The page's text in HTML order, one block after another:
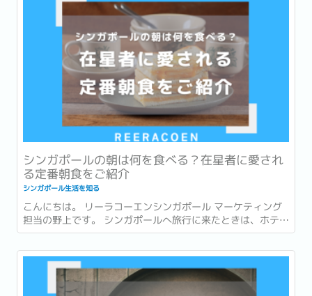
シンガポールの朝は何を食べる？在星者に愛され
る定番朝食をご紹介
シンガポール生活を知る
こんにちは。 リーラコーエンシンガポール マーケティング
担当の野上です。 シンガポールへ旅行に来たときは、ホテル
での朝食を楽しんだり、有名店でローカルグルメを味わった
りすることが多いかもしれません。 一方で、実際に暮らし始
めると、「朝食」は毎日の生活の一部になります。...